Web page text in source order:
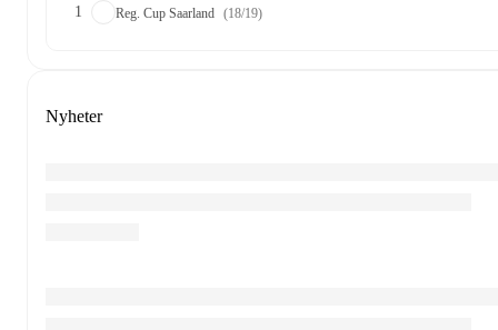
1 Reg. Cup Saarland (18/19)
Nyheter